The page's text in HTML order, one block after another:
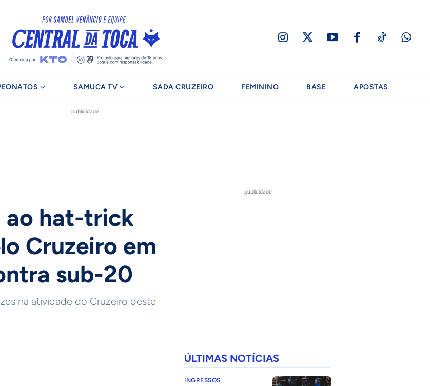
SAMUCA TV SADA CRUZEIRO FEMININO BASE APOSTAS
publicidade
ao hat-trick
Cruzeiro em
sub-20
na atividade do Cruzeiro deste
publicidade
ÚLTIMAS NOTÍCIAS
INGRESSOS